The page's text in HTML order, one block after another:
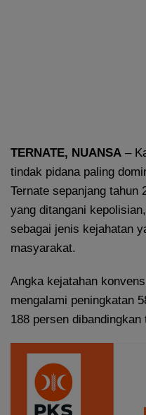
TERNATE, NUANSA –
tindak pidana paling
Ternate sepanjang tahun
yang ditangani
sebagai jenis kejahatan
masyarakat.
Angka kejatahan
mengalami peningkatan
188 persen dibandingkan